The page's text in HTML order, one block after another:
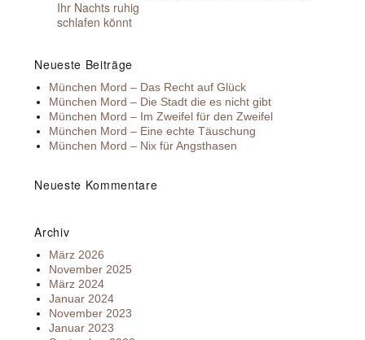
Beitrag:
Ihr Nachts ruhig
schlafen könnt
Neueste Beiträge
München Mord – Das Recht auf Glück
München Mord – Die Stadt die es nicht gibt
München Mord – Im Zweifel für den Zweifel
München Mord – Eine echte Täuschung
München Mord – Nix für Angsthasen
Neueste Kommentare
Archiv
März 2026
November 2025
März 2024
Januar 2024
November 2023
Januar 2023